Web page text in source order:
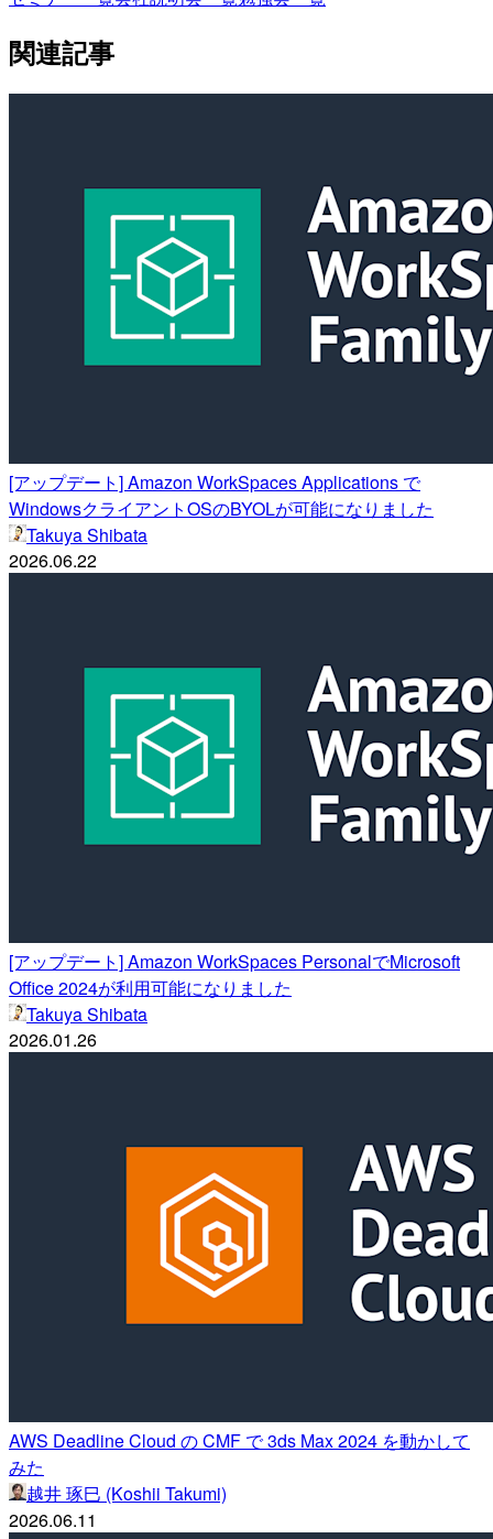
関連記事
[アップデート] Amazon WorkSpaces Applications で
WindowsクライアントOSのBYOLが可能になりました
Takuya Shibata
2026.06.22
[アップデート] Amazon WorkSpaces PersonalでMicrosoft
Office 2024が利用可能になりました
Takuya Shibata
2026.01.26
AWS Deadline Cloud の CMF で 3ds Max 2024 を動かして
みた
越井 琢巳 (Koshii Takumi)
2026.06.11